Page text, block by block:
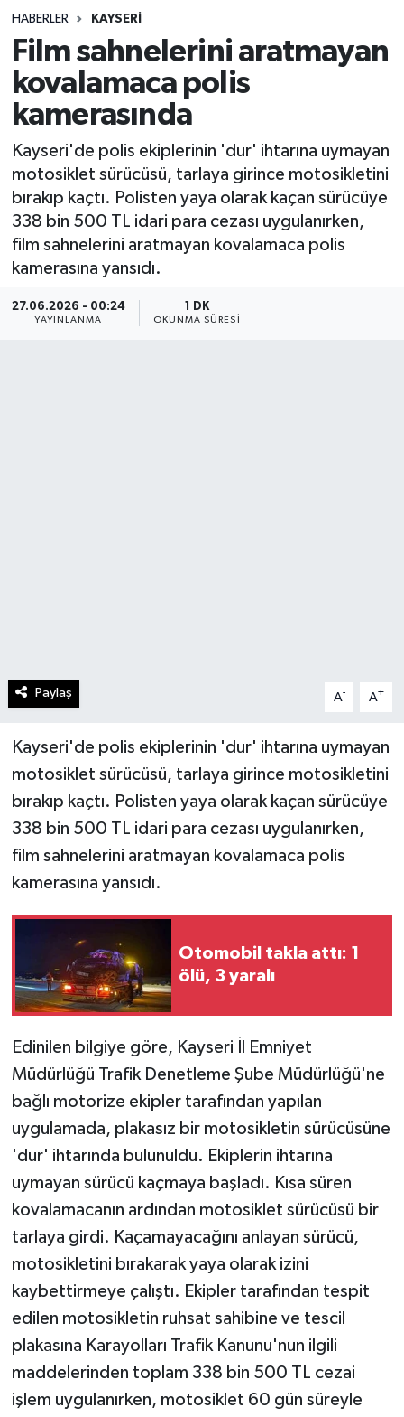
HABERLER KAYSERI
Film sahnelerini aratmayan
kovalamaca polis
kamerasında
Kayseri'de polis ekiplerinin 'dur' ihtarına uymayan
motosiklet sürücüsü, tarlaya girince motosikletini
bırakıp kaçtı. Polisten yaya olarak kaçan sürücüye
338 bin 500 TL idari para cezası uygulanırken,
film sahnelerini aratmayan kovalamaca polis
kamerasına yansıdı.
27.06.2026 - 00:24
YAYINLANMA
1 DK
OKUNMA SÜRESI
Paylaş A- A+
Kayseri'de polis ekiplerinin 'dur' ihtarına uymayan
motosiklet sürücüsü, tarlaya girince motosikletini
bırakıp kaçtı. Polisten yaya olarak kaçan sürücüye
338 bin 500 TL idari para cezası uygulanırken,
film sahnelerini aratmayan kovalamaca polis
kamerasına yansıdı.
Otomobil takla attı: 1
ölü, 3 yaralı
Edinilen bilgiye göre, Kayseri İl Emniyet
Müdürlüğü Trafik Denetleme Şube Müdürlüğü'ne
bağlı motorize ekipler tarafından yapılan
uygulamada, plakasız bir motosikletin sürücüsüne
'dur' ihtarında bulunuldu. Ekiplerin ihtarına
uymayan sürücü kaçmaya başladı. Kısa süren
kovalamacanın ardından motosiklet sürücüsü bir
tarlaya girdi. Kaçamayacağını anlayan sürücü,
motosikletini bırakarak yaya olarak izini
kaybettirmeye çalıştı. Ekipler tarafından tespit
edilen motosikletin ruhsat sahibine ve tescil
plakasına Karayolları Trafik Kanunu'nun ilgili
maddelerinden toplam 338 bin 500 TL cezai
işlem uygulanırken, motosiklet 60 gün süreyle
Spor
Teknoloji
Yaşam